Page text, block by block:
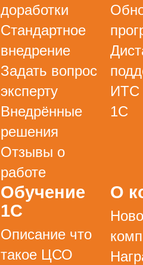
доработки
Стандартное
внедрение
Задать вопрос
эксперту
Внедрённые
решения
Отзывы о
работе
ИТС
1С
Обучение
1С
Описание что
такое ЦСО
О